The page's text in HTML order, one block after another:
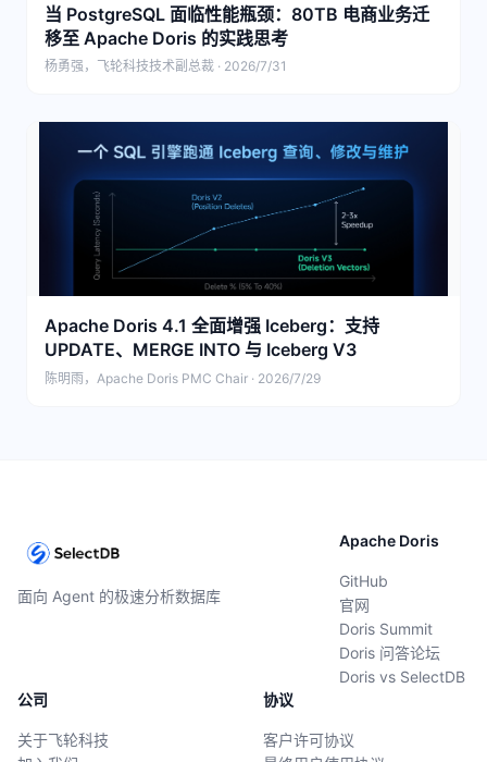
当 PostgreSQL 面临性能瓶颈：80TB 电商业务迁
移至 Apache Doris 的实践思考
杨勇强，飞轮科技技术副总裁 · 2026/7/31
Apache Doris 4.1 全面增强 Iceberg：支持
UPDATE、MERGE INTO 与 Iceberg V3
陈明雨，Apache Doris PMC Chair · 2026/7/29
面向 Agent 的极速分析数据库
Apache Doris
GitHub
官网
Doris Summit
Doris 问答论坛
Doris vs SelectDB
公司
关于飞轮科技
协议
客户许可协议